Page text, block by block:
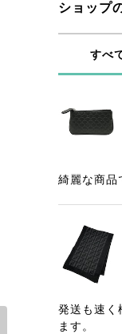
ショップ
すべ
綺麗な商品
発送も速く
ます。